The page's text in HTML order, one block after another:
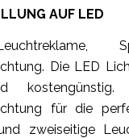
AUF LED
Die LED
für die
zweiseitige